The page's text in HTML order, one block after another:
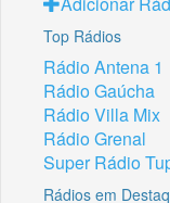
Top Rádios
Rádio Antena 1
Rádio Gaúcha
Rádio Villa Mix
Rádio Grenal
Super Rádio
Rádios em